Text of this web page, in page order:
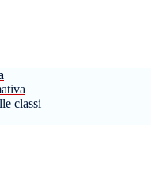
classi